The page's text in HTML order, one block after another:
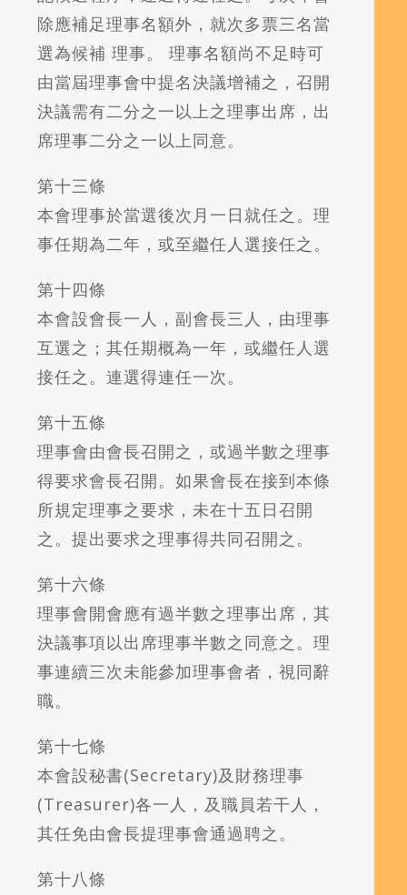
除應補足理事名額外，就次多票三名當
選為候補 理事。 理事名額尚不足時可
由當屆理事會中提名決議增補之，召開
決議需有二分之一以上之理事出席，出
席理事二分之一以上同意。
第十三條
本會理事於當選後次月一日就任之。理
事任期為二年，或至繼任人選接任之。
第十四條
本會設會長一人，副會長三人，由理事
互選之；其任期概為一年，或繼任人選
接任之。連選得連任一次。
第十五條
理事會由會長召開之，或過半數之理事
得要求會長召開。如果會長在接到本條
所規定理事之要求，未在十五日召開
之。提出要求之理事得共同召開之。
第十六條
理事會開會應有過半數之理事出席，其
決議事項以出席理事半數之同意之。理
事連續三次未能參加理事會者，視同辭
職。
第十七條
本會設秘書(Secretary)及財務理事
(Treasurer)各一人，及職員若干人，
其任免由會長提理事會通過聘之。
第十八條